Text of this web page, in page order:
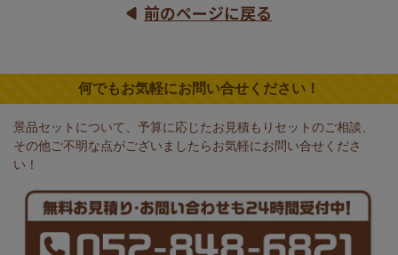
前のページに戻る
何でもお気軽にお問い合せください！
景品セットについて、予算に応じたお見積もりセットのご相談、
その他ご不明な点がございましたらお気軽にお問い合せくださ
い！